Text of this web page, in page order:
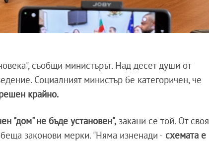
съобщи министърът. Над десет души от
Социалният министър бе категоричен, че
крайно.
"дом" не бъде установен", закани се той. От своя
законови мерки. "Няма изненади - схемата е